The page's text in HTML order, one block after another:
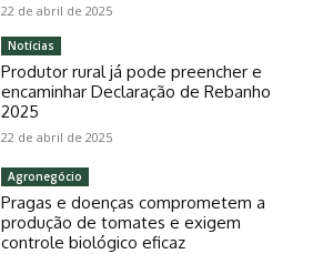
22 de abril de 2025
Notícias
Produtor rural já pode preencher e
encaminhar Declaração de Rebanho
2025
22 de abril de 2025
Agronegócio
Pragas e doenças comprometem a
produção de tomates e exigem
controle biológico eficaz